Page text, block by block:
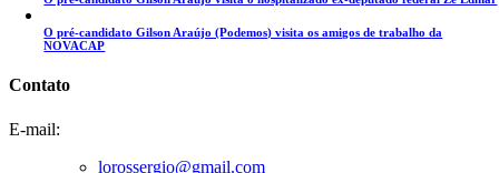
O pré-candidato Gilson Araújo (Podemos) visita os amigos de trabalho da
NOVACAP
Contato
E-mail:
lorossergio@gmail.com